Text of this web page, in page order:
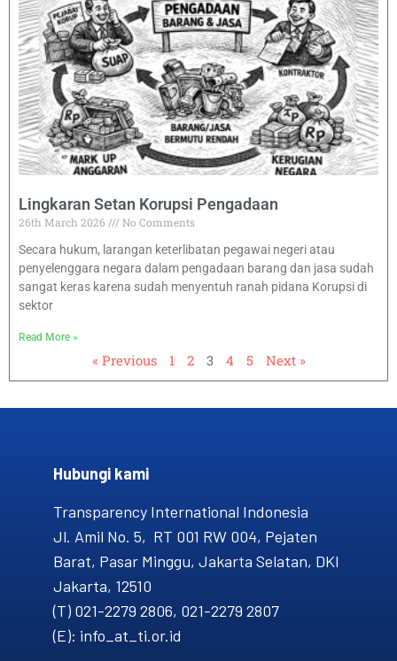
Lingkaran Setan Korupsi Pengadaan
26th March 2026
No Comments
Secara hukum, larangan keterlibatan pegawai negeri atau
penyelenggara negara dalam pengadaan barang dan jasa sudah
sangat keras karena sudah menyentuh ranah pidana Korupsi di
sektor
Read More »
« Previous 1 2 3 4 5 Next »
Hubungi kami​
Transparency International Indonesia
Jl. Amil No. 5, RT 001 RW 004, Pejaten
Barat, Pasar Minggu, Jakarta Selatan, DKI
Jakarta, 12510
(T) 021-2279 2806, 021-2279 2807
(E): info_at_ti.or.id